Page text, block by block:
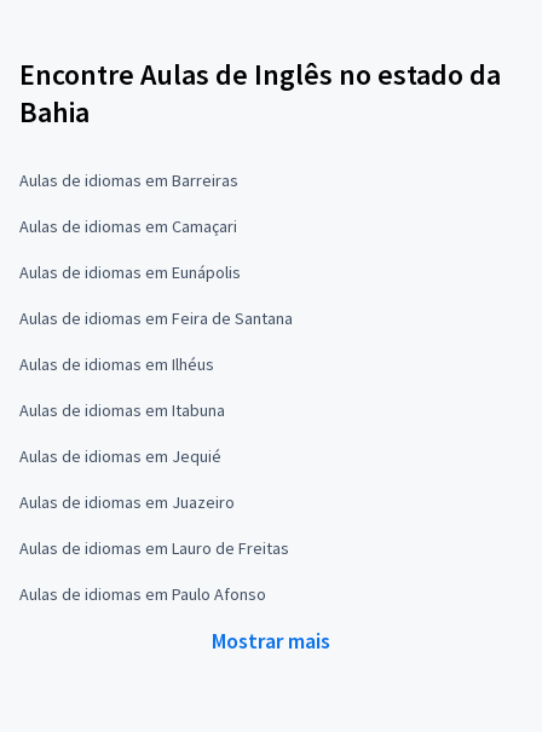
Encontre Aulas de Inglês no estado da
Bahia
Aulas de idiomas em Barreiras
Aulas de idiomas em Camaçari
Aulas de idiomas em Eunápolis
Aulas de idiomas em Feira de Santana
Aulas de idiomas em Ilhéus
Aulas de idiomas em Itabuna
Aulas de idiomas em Jequié
Aulas de idiomas em Juazeiro
Aulas de idiomas em Lauro de Freitas
Aulas de idiomas em Paulo Afonso
Mostrar mais